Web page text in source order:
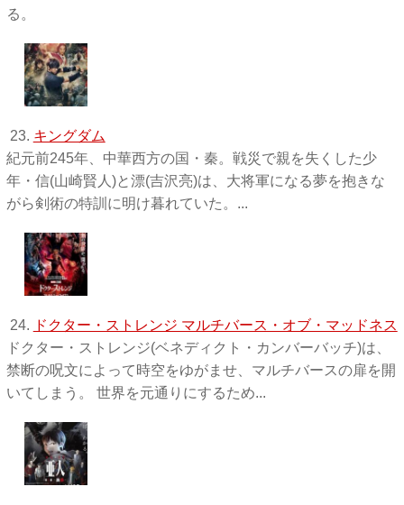
る。
23. キングダム
紀元前245年、中華西方の国・秦。戦災で親を失くした少
年・信(山崎賢人)と漂(吉沢亮)は、大将軍になる夢を抱きな
がら剣術の特訓に明け暮れていた。...
24. ドクター・ストレンジ マルチバース・オブ・マッドネス
ドクター・ストレンジ(ベネディクト・カンバーバッチ)は、
禁断の呪文によって時空をゆがませ、マルチバースの扉を開
いてしまう。 世界を元通りにするため...